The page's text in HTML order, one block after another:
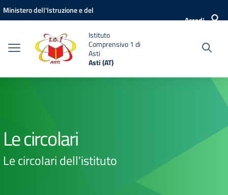
Vai ai contenuti
Vai al menu di navigazione
Vai al footer
Ministero dell'Istruzione e del
Accedi
Istituto
Comprensivo 1 di
Asti
Asti (AT)
Le circolari
Le circolari dell'istituto